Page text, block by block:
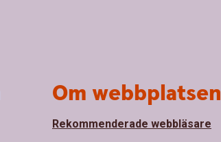
Om webbplatsen
Rekommenderade webbläsare